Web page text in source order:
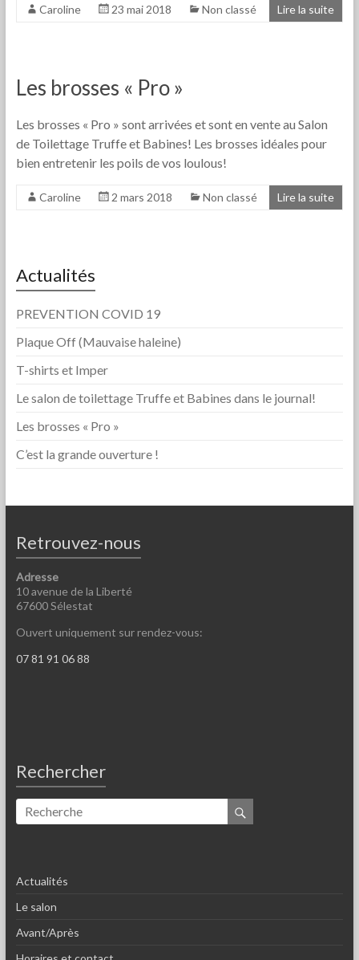
Caroline 23 mai 2018 Non classé Lire la suite
Les brosses « Pro »
Les brosses « Pro » sont arrivées et sont en vente au Salon
de Toilettage Truffe et Babines! Les brosses idéales pour
bien entretenir les poils de vos loulous!
Caroline 2 mars 2018 Non classé Lire la suite
Actualités
PREVENTION COVID 19
Plaque Off (Mauvaise haleine)
T-shirts et Imper
Le salon de toilettage Truffe et Babines dans le journal!
Les brosses « Pro »
C’est la grande ouverture !
Retrouvez-nous
Adresse
10 avenue de la Liberté
67600 Sélestat
Ouvert uniquement sur rendez-vous:
07 81 91 06 88
Rechercher
Actualités
Le salon
Avant/Après